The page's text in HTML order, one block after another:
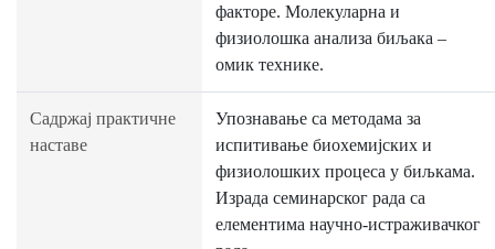
факторе. Молекуларна и
физиолошка анализа биљака –
омик технике.
Садржај практичне
наставе
Упознавање са методама за
испитивање биохемијских и
физиолошких процеса у биљкама.
Израда семинарског рада са
елементима научно-истраживачког